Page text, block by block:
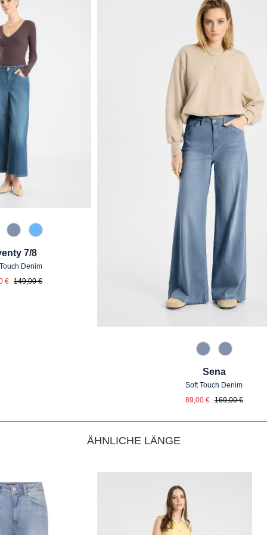
Used Blue
820 Used Light Blue
850 Blue Blue
7/8
Denim
€ Regulärer Preis:
149,00 €
820 Used Blue
820 Used
Sena
Soft Touch Denim
Verkaufspreis:
89,00 € Regulärer Preis:
169,00 €
ÄHNLICHE LÄNGE